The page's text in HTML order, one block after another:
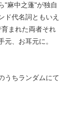
"麻中之蓬"が独自
ド代名詞ともいえ
まれた両者それ
、お耳元に。
うちランダムにて